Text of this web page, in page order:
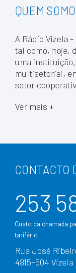
QUEM
A Rádio Vizela
tal como, hoje,
uma
multisetorial,
setor
Ver mais +
CONTACTO
253
Custo da chamada
tarifário
Rua José
4815–504 Vizela